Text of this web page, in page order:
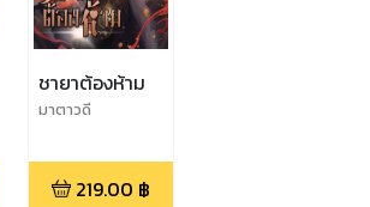
ชายาต้องห้าม
มาตาวดี
219.00 ฿